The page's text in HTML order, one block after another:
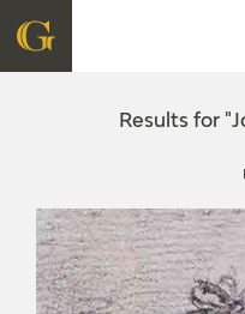
FOUNDATION
CIDG
CORPORATE ACTION
Results for